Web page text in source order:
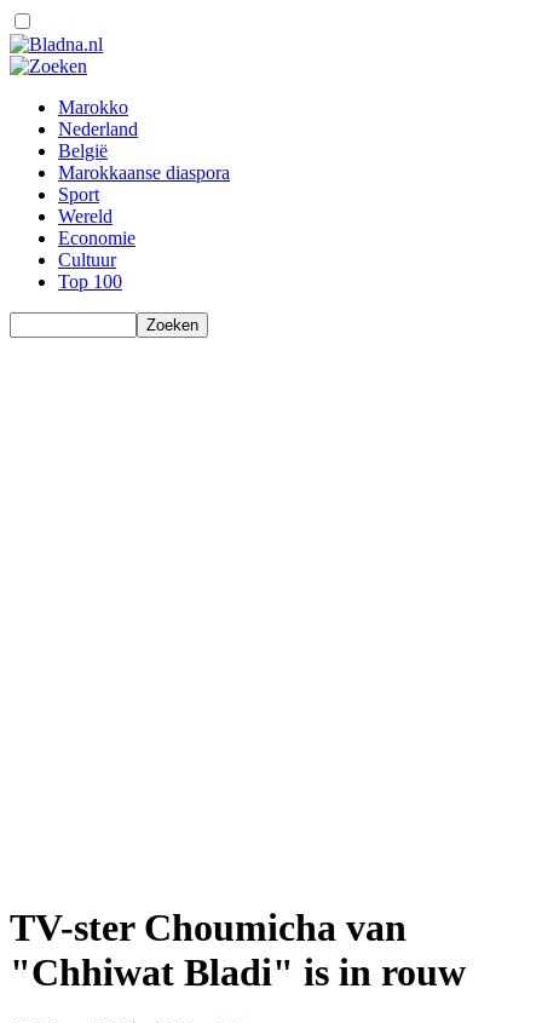
Marokko
Nederland
België
Marokkaanse diaspora
Sport
Wereld
Economie
Cultuur
Top 100
TV-ster Choumicha van
"Chhiwat Bladi" is in rouw